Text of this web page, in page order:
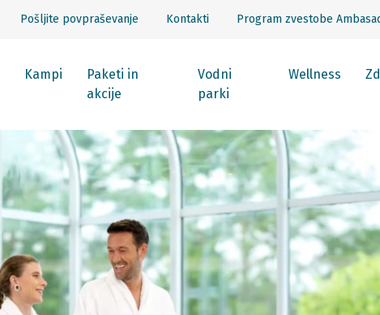
Pošljite povpraševanje Kontakti Program zvestobe
Kampi
Paketi in
akcije
Vodni
parki
Wellness